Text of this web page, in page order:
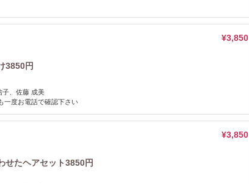
¥3,850
3850円
子、佐藤 成美
一度お電話で確認下さい
¥3,850
せたヘアセット3850円